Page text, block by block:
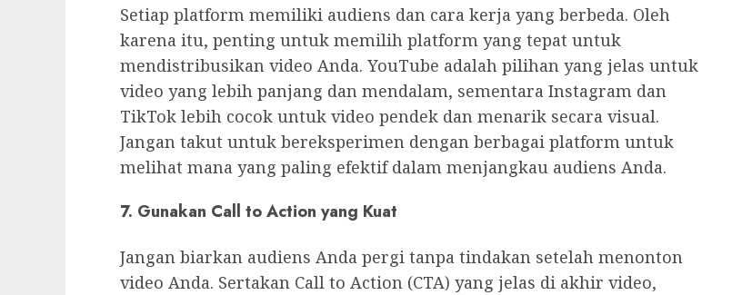
Setiap platform memiliki audiens dan cara kerja yang berbeda. Oleh
karena itu, penting untuk memilih platform yang tepat untuk
mendistribusikan video Anda. YouTube adalah pilihan yang jelas untuk
video yang lebih panjang dan mendalam, sementara Instagram dan
TikTok lebih cocok untuk video pendek dan menarik secara visual.
Jangan takut untuk bereksperimen dengan berbagai platform untuk
melihat mana yang paling efektif dalam menjangkau audiens Anda.
7. Gunakan Call to Action yang Kuat
Jangan biarkan audiens Anda pergi tanpa tindakan setelah menonton
video Anda. Sertakan Call to Action (CTA) yang jelas di akhir video,